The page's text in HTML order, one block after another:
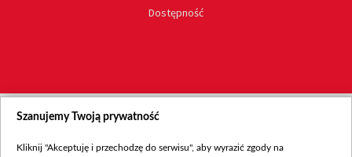
Dostępność
Szanujemy Twoją prywatność
Kliknij "Akceptuję i przechodzę do serwisu", aby wyrazić zgody na